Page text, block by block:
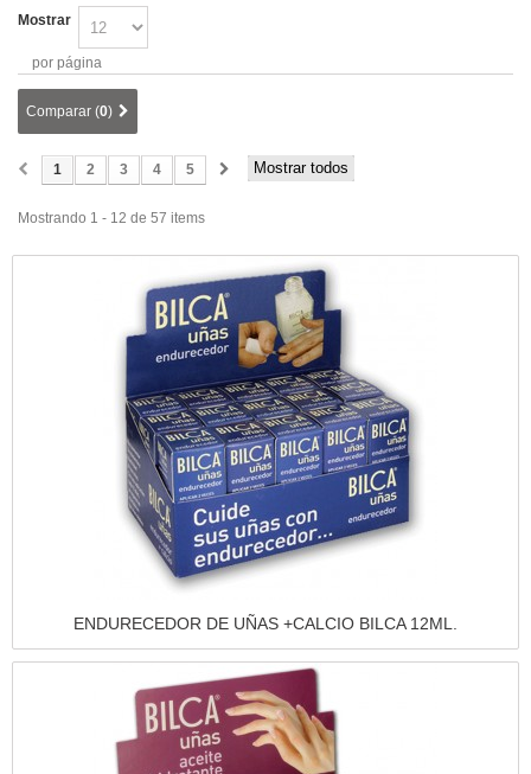
Mostrar
por página
Comparar (0)
Mostrar todos
1 2 3 4 5
Mostrando 1 - 12 de 57 items
Vista rápida
ENDURECEDOR DE UÑAS +CALCIO BILCA 12ML.